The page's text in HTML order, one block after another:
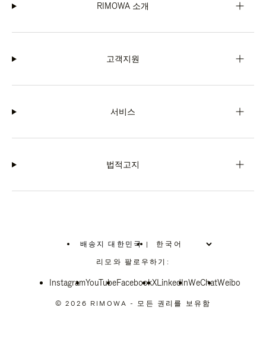
RIMOWA 소개
고객지원
서비스
법적고지
배송지 대한민국
위
치
선
십
|
리모와 팔로우하기:
InstagramYouTubeFacebookXLinkedInWeChatWeibo
© 2026 RIMOWA - 모든 권리를 보유함